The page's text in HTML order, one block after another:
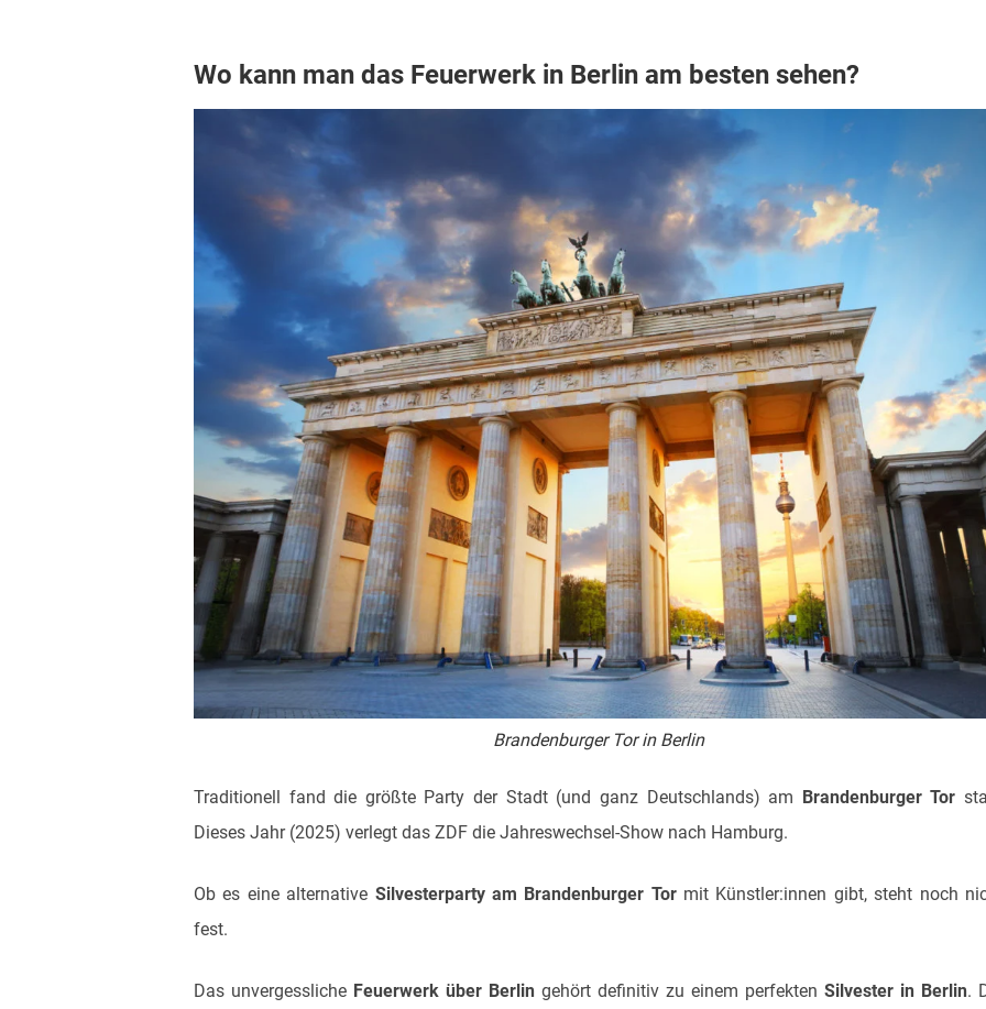
Wo kann man das Feuerwerk in Berlin am besten sehen?
Brandenburger Tor in Berlin
Traditionell fand die größte Party der Stadt (und ganz Deutschlands) am Brandenburger Tor
Dieses Jahr (2025) verlegt das ZDF die Jahreswechsel-Show nach Hamburg.
Ob es eine alternative Silvesterparty am Brandenburger Tormit Künstler:innen gibt, steht noch
fest.
Das unvergessliche Feuerwerk über Berlin gehört definitiv zu einem perfekten Silvester in Berlin.